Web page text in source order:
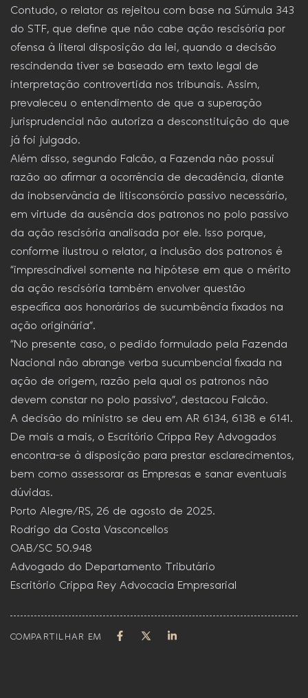
Contudo, o relator as rejeitou com base na Súmula 343
do STF, que define que não cabe ação rescisória por
ofensa à literal disposição da lei, quando a decisão
rescindenda tiver se baseado em texto legal de
interpretação controvertida nos tribunais. Assim,
prevaleceu o entendimento de que a superação
jurisprudencial não autoriza a desconstituição do que
já foi julgado.
Além disso, segundo Falcão, a Fazenda não possui
razão ao afirmar a ocorrência de decadência, diante
da inobservância de litisconsórcio passivo necessário,
em virtude da ausência dos patronos no polo passivo
da ação rescisória analisada por ele. Isso porque,
conforme ilustrou o relator, a inclusão dos patronos é
“imprescindível somente na hipótese em que o mérito
da ação rescisória também envolver questão
específica aos honorários de sucumbência fixados na
ação originária”.
“No presente caso, o pedido formulado pela Fazenda
Nacional não abrange verba sucumbencial fixada na
ação de origem, razão pela qual os patronos não
devem constar no polo passivo”, destacou Falcão.
A decisão do ministro se deu em AR 6134, 6138 e 6141.
De mais a mais, o Escritório Crippa Rey Advogados
encontra-se à disposição para prestar esclarecimentos,
bem como assessorar as Empresas e sanar eventuais
dúvidas.
Porto Alegre/RS, 26 de agosto de 2025.
Rodrigo da Costa Vasconcellos
OAB/SC 50.948
Advogado do Departamento Tributário
Escritório Crippa Rey Advocacia Empresarial
COMPARTILHAR EM